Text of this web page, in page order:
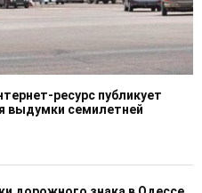
ресурс публикует
выдумки семилетней